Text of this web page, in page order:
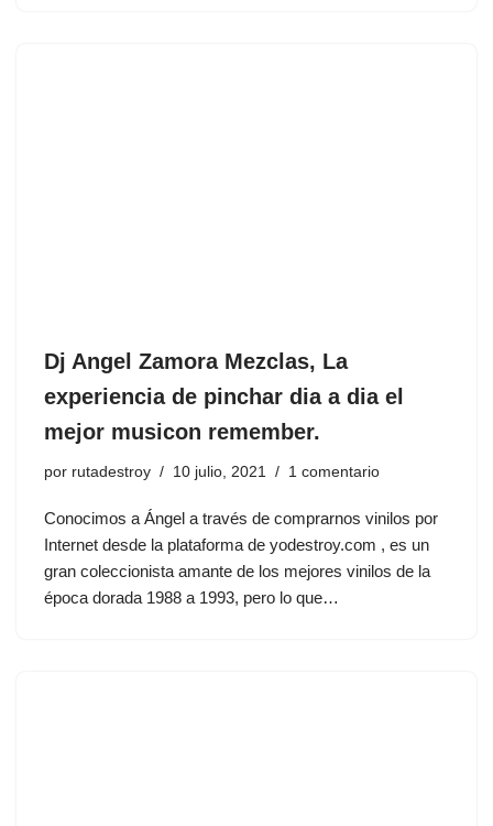
Dj Angel Zamora Mezclas, La
experiencia de pinchar dia a dia el
mejor musicon remember.
por rutadestroy 10 julio, 2021 1 comentario
Conocimos a Ángel a través de comprarnos vinilos por
Internet desde la plataforma de yodestroy.com , es un
gran coleccionista amante de los mejores vinilos de la
época dorada 1988 a 1993, pero lo que…